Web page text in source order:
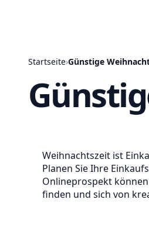
Startseite
Startseite›Günstige
Weihnachtszeit ist
Planen Sie Ihre
Onlineprospekt
finden und sich von